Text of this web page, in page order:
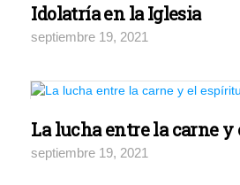
Idolatría en la Iglesia
septiembre 19, 2021
La lucha entre la carne
septiembre 19, 2021